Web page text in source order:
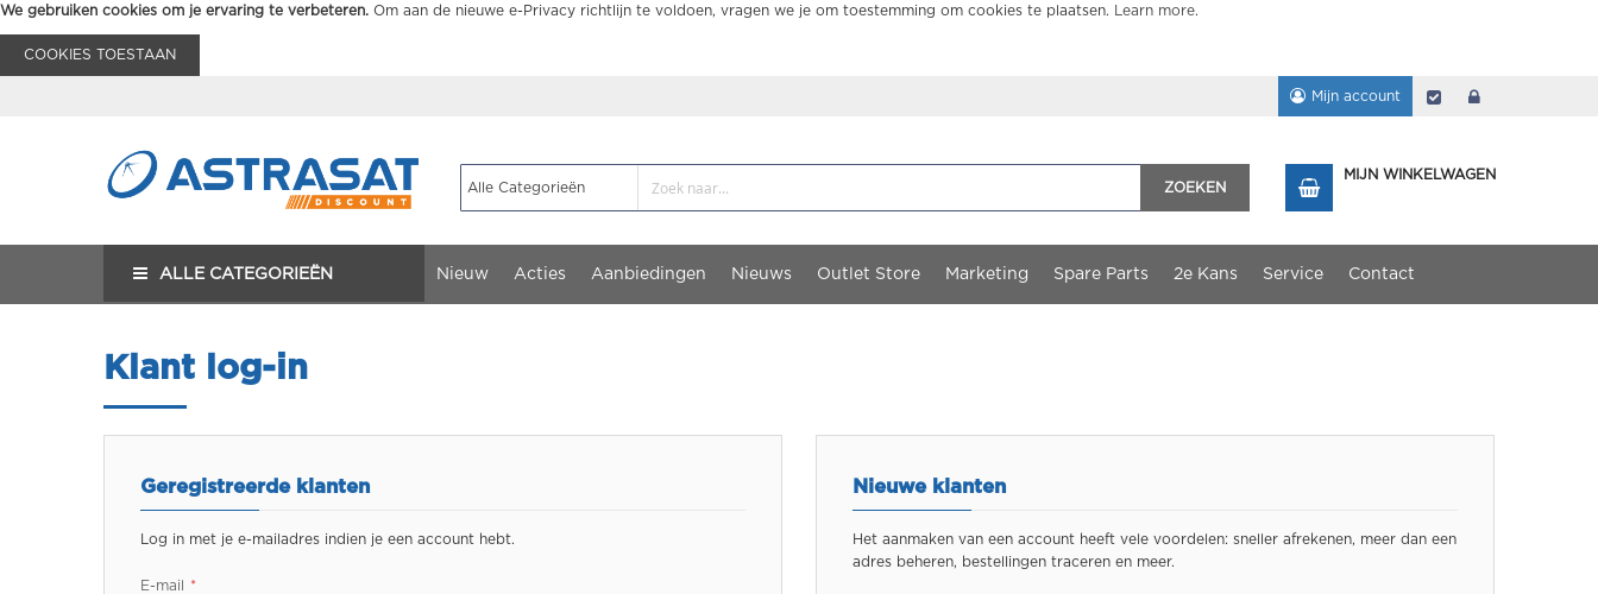
We gebruiken cookies om je ervaring te verbeteren. Om aan de nieuwe e-Privacy richtlijn te voldoen, vragen we je om toestemming om cookies te plaatsen. Learn more.
COOKIES TOESTAAN
Mijn account Afrekenen
ZOEKEN
MIJN WINKELWAGEN
ALLE CATEGORIEËN Nieuw Acties Aanbiedingen Nieuws Outlet Store Marketing Spare Parts 2e Kans Service Contact
Klant log-in
Geregistreerde klanten
Log in met je e-mailadres indien je een account hebt.
E-mail
Nieuwe klanten
Het aanmaken van een account heeft vele voordelen: sneller afrekenen, meer dan een
adres beheren, bestellingen traceren en meer.